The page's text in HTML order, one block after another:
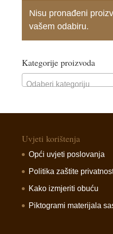
Nisu pronađeni
vašem odabiru.
Kategorije proizvoda
Odaberi kategoriju
Uvjeti korištenja
Opći uvjeti poslovanja
Politika zaštite
Kako izmjeriti obuću
Piktogrami materijala